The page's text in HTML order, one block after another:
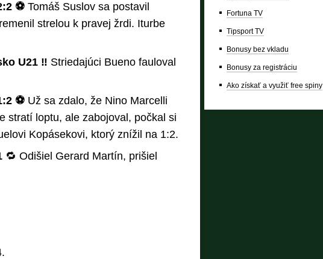
⚽ Tomáš Suslov sa postavil
strelou k pravej žrdi. Iturbe
U21 ‼️ Striedajúci Bueno fauloval
⚽ Už sa zdalo, že Nino Marcelli
stratí loptu, ale zabojoval, počkal si
Kopásekovi, ktorý znížil na 1:2.
🔁 Odišiel Gerard Martín, prišiel
Fortuna TV
Tipsport TV
Bonusy bez vkladu
Bonusy za registráciu
Ako získať a využiť free spiny